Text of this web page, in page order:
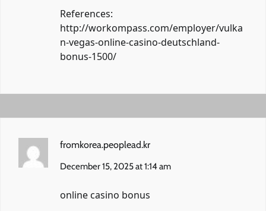
References:
http://workompass.com/employer/vulka
n-vegas-online-casino-deutschland-
bonus-1500/
fromkorea.peoplead.kr
December 15, 2025 at 1:14 am
online casino bonus